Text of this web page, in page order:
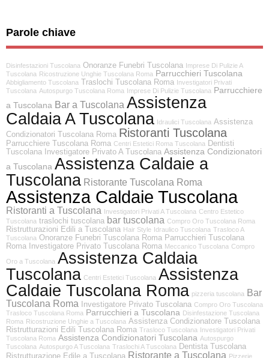
Parole chiave
Disinfestazioni Tuscolana Onoranze Funebri Tuscolana Imprese Di Pulizie A
Tuscolana Ricostruzione Unghie Tuscolana Roma Parrucchieri Tuscolana
Abbigliamento Tuscolana Traslochi Tuscolana Roma Investigatori Privati
Tuscolana Autospurgo Tuscolana Roma Imprese Di Pulizie Tuscolana Parrucchiere
a Tuscolana Bar a Tuscolana Assistenza
Caldaia A Tuscolana Idraulici Tuscolana Assistenza
Condizionatori Tuscolana Roma Ristoranti Tuscolana
Parrucchiere Tuscolana Roma Centri Estetici Roma Tuscolana Dentisti
Tuscolana
Investigatore Privato A Tuscolana Assistenza Condizionatori
a Tuscolana Assistenza Caldaie a
Tuscolana Ristorante Tuscolana Roma
Assistenza Caldaie Tuscolana
Ristoranti a Tuscolana Investigatori Privati A Tuscolana Centro Estetico
Tuscolana traslochi tuscolana bar tuscolana Compro Oro Tuscolana Roma
Ristrutturazioni Edili a Tuscolana Hair Style Idraulico Tuscolana Trasloco A
Tuscolana Onoranze Funebri Tuscolana Roma Parrucchieri Tuscolana
Roma
Investigatore Privato Tuscolana Roma Meccanico Tuscolana Compro
Oro a Tuscolana Assistenza Caldaia
Tuscolana Centri Estetici Tuscolana Assistenza
Caldaie Tuscolana Roma pizzeria tuscolana Bar
Tuscolana Roma
Investigatore Privato Tuscolana Compro Oro Tuscolana
Trasloco Tuscolana Roma Parrucchieri a Tuscolana Disinfestazione Tuscolana
Roma Ricostruzione Unghie a Tuscolana Assistenza Condizionatore Tuscolana
Ristrutturazioni Edili Tuscolana Roma Trasloco Tuscolana Investigatori Privati
Tuscolana Roma Assistenza Condizionatori Tuscolana Autospurgo
Tuscolana Autospurgo A Tuscolana Traslochi A Tuscolana Dentista Tuscolana
Ristrutturazione Edile a Tuscolana Ristorante a Tuscolana Pizzerie